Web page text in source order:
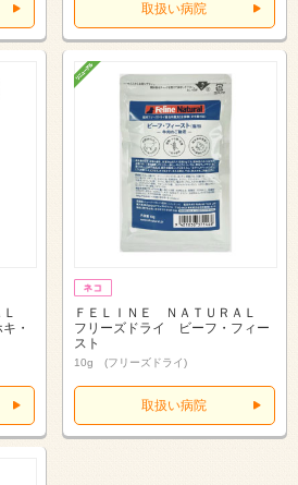
取扱い病院
Ｌ
・
ＦＥＬＩＮＥ ＮＡＴＵＲＡＬ
フリーズドライ ビーフ・フィー
スト
10g (フリーズドライ)
取扱い病院